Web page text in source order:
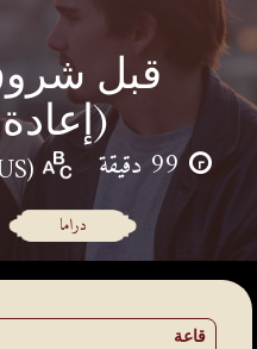
قبل
99 دقيقة
دراما
قاعة